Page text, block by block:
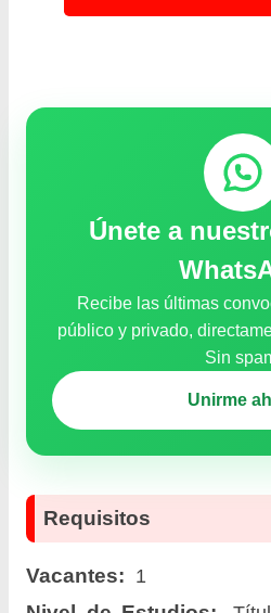
Únete a
Recibe las últimas
público y privado,
Sin
Unirme
Requisitos
Vacantes: 1